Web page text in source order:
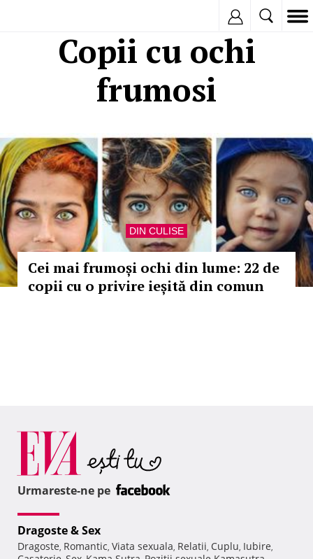
Copii cu ochi
frumosi
DIN CULISE
Cei mai frumoși ochi din lume: 22 de
copii cu o privire ieșită din comun
Urmareste-ne pe
Dragoste & Sex
Dragoste, Romantic, Viata sexuala, Relatii, Cuplu, Iubire,